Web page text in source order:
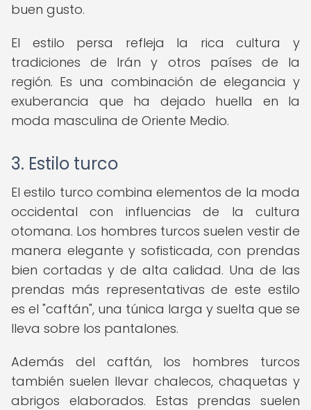
buen gusto.
El estilo persa refleja la rica cultura y
tradiciones de Irán y otros países de la
región. Es una combinación de elegancia y
exuberancia que ha dejado huella en la
moda masculina de Oriente Medio.
3. Estilo turco
El estilo turco combina elementos de la moda
occidental con influencias de la cultura
otomana. Los hombres turcos suelen vestir de
manera elegante y sofisticada, con prendas
bien cortadas y de alta calidad. Una de las
prendas más representativas de este estilo
es el "caftán", una túnica larga y suelta que se
lleva sobre los pantalones.
Además del caftán, los hombres turcos
también suelen llevar chalecos, chaquetas y
abrigos elaborados. Estas prendas suelen